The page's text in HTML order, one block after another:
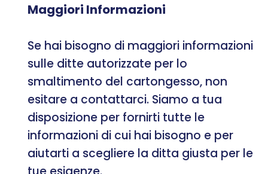
Maggiori Informazioni
Se hai bisogno di maggiori informazioni
sulle ditte autorizzate per lo
smaltimento del cartongesso, non
esitare a contattarci. Siamo a tua
disposizione per fornirti tutte le
informazioni di cui hai bisogno e per
aiutarti a scegliere la ditta giusta per le